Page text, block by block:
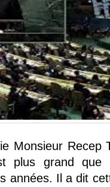
Monsieur Recep
plus grand
années. Il a dit